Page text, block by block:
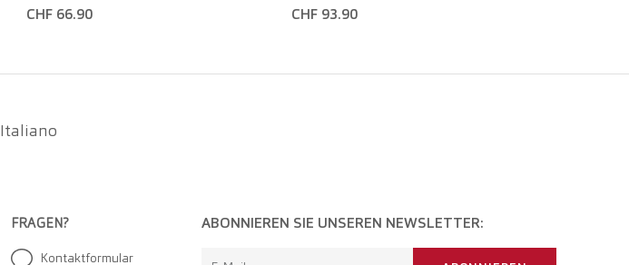
CHF 66.90
CHF 93.90
Italiano
FRAGEN?
Kontaktformular
ABONNIEREN SIE UNSEREN NEWSLETTER: